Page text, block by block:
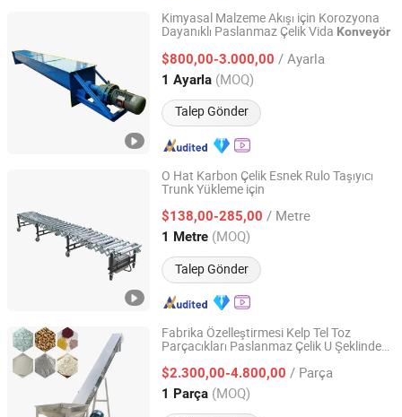
Kimyasal Malzeme Akışı için Korozyona
Dayanıklı Paslanmaz Çelik Vida Konveyör
$800,00-3.000,00 / Ayarla
1 Ayarla (MOQ)
Talep Gönder
Botou City Zecheng Environmental Protection Machinery
Equipment Co., Ltd
Hebei, China Fiyat 2025
O Hat Karbon Çelik Esnek Rulo Taşıyıcı
Trunk Yükleme için
$138,00-285,00 / Metre
1 Metre (MOQ)
Talep Gönder
Fujian Liangzuo Intelligent Equipment Technology Co.,
Ltd.
Fujian, China Fiyat 2020
Fabrika Özelleştirmesi Kelp Tel Toz
Parçacıkları Paslanmaz Çelik U Şeklinde
$2.300,00-4.800,00 / Parça
1 Parça (MOQ)
HZY PRECISION GLOBAL LTD.
Liaoning, China Fiyat 2023